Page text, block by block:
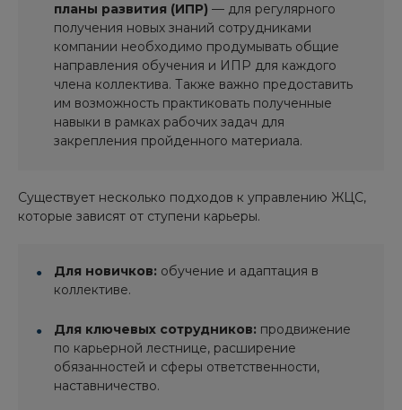
планы развития (ИПР) — для регулярного
получения новых знаний сотрудниками
компании необходимо продумывать общие
направления обучения и ИПР для каждого
члена коллектива. Также важно предоставить
им возможность практиковать полученные
навыки в рамках рабочих задач для
закрепления пройденного материала.
Существует несколько подходов к управлению ЖЦС,
которые зависят от ступени карьеры.
Для новичков: обучение и адаптация в
коллективе.
Для ключевых сотрудников: продвижение
по карьерной лестнице, расширение
обязанностей и сферы ответственности,
наставничество.